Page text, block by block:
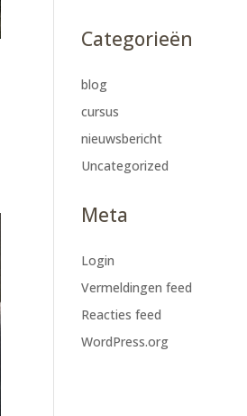
Categorieën
blog
cursus
nieuwsbericht
Uncategorized
Meta
Login
Vermeldingen feed
Reacties feed
WordPress.org